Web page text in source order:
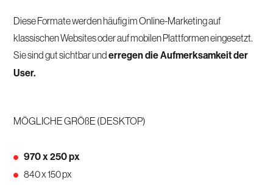
Diese Formate werden häufig im Online-Marketing auf
klassischen Websites oder auf mobilen Plattformen eingesetzt.
Sie sind gut sichtbar underregen die Aufmerksamkeit der
User.
MÖGLICHE GRÖßE (DESKTOP)
970 x 250 px
840 x 150 px